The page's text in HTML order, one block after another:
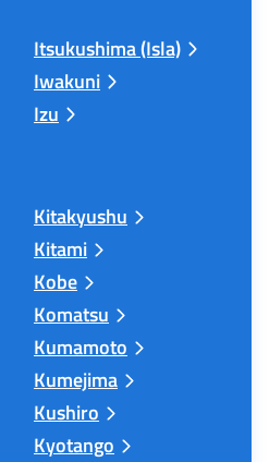
Itsukushima (Isla)
Iwakuni
Izu
Kitakyushu
Kitami
Kobe
Komatsu
Kumamoto
Kumejima
Kushiro
Kyotango